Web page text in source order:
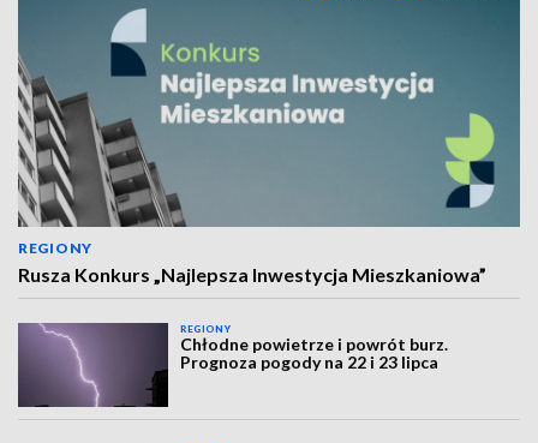
REGIONY
Rusza Konkurs „Najlepsza Inwestycja Mieszkaniowa”
REGIONY
Chłodne powietrze i powrót burz.
Prognoza pogody na 22 i 23 lipca